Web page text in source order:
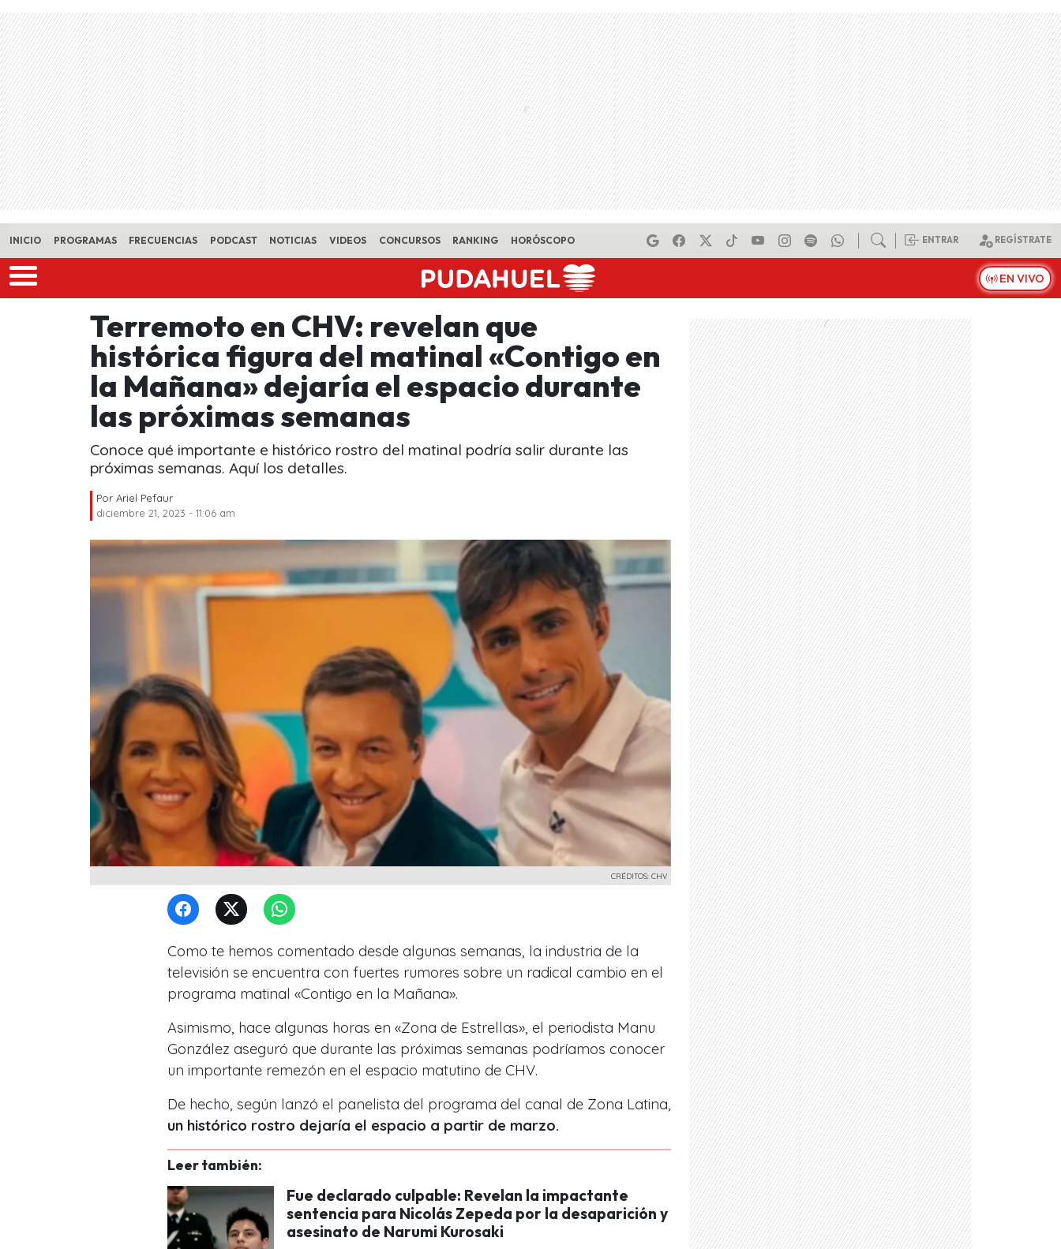
Skip to main content
INICIO PROGRAMAS FRECUENCIAS PODCAST NOTICIAS VIDEOS CONCURSOS RANKING HORÓSCOPO ENTRAR REGÍSTRATE
EN VIVO
Terremoto en CHV: revelan que
histórica figura del matinal «Contigo en
la Mañana» dejaría el espacio durante
las próximas semanas
Conoce qué importante e histórico rostro del matinal podría salir durante las
próximas semanas. Aquí los detalles.
Por Ariel Pefaur
diciembre 21, 2023 - 11:06 am
CRÉDITOS: CHV
Como te hemos comentado desde algunas semanas, la industria de la
televisión se encuentra con fuertes rumores sobre un radical cambio en el
programa matinal «Contigo en la Mañana».
Asimismo, hace algunas horas en «Zona de Estrellas», el periodista Manu
González aseguró que durante las próximas semanas podríamos conocer
un importante remezón en el espacio matutino de CHV.
De hecho, según lanzó el panelista del programa del canal de Zona Latina,
un histórico rostro dejaría el espacio a partir de marzo.
Leer también:
Fue declarado culpable: Revelan la impactante
sentencia para Nicolás Zepeda por la desaparición y
asesinato de Narumi Kurosaki